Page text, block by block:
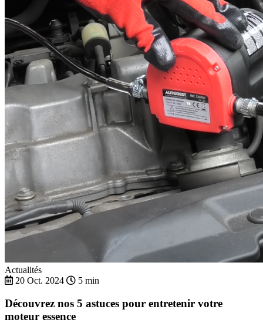
Actualités
20 Oct. 2024
5 min
Découvrez nos 5 astuces pour entretenir votre
moteur essence